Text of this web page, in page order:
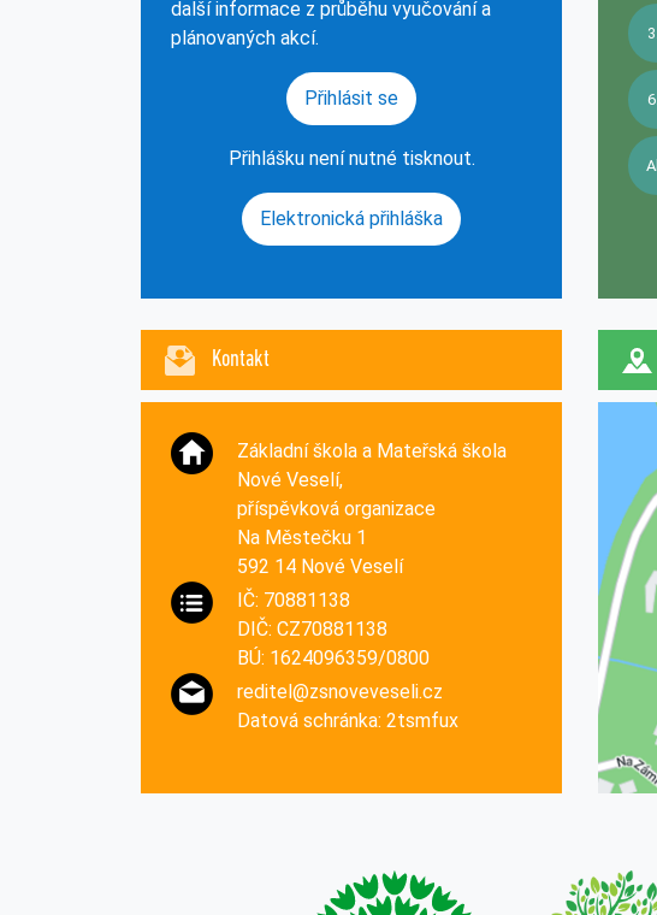
další informace z průběhu vyučování a
plánovaných akcí.
Přihlásit se
Přihlášku není nutné tisknout.
Elektronická přihláška
Kontakt
Základní škola a Mateřská škola
Nové Veselí,
příspěvková organizace
Na Městečku 1
592 14 Nové Veselí
IČ: 70881138
DIČ: CZ70881138
BÚ: 1624096359/0800
reditel@zsnoveveseli.cz
Datová schránka: 2tsmfux